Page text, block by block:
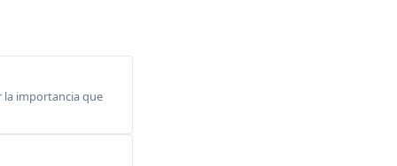
la importancia que